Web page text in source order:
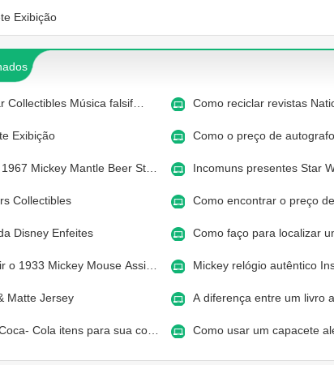
Exibição
Collectibles Música falsif… Como reciclar revistas
Exibição Como o preço de
Mickey Mantle Beer St… Incomuns presentes Star
Collectibles Como encontrar o preço
Disney Enfeites Como faço para localizar
o 1933 Mickey Mouse Assi… Mickey relógio autêntico
Matte Jersey A diferença entre um livro
Cola itens para sua co… Como usar um capacete